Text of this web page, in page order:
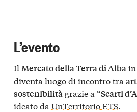
L’evento
Il Mercato della Terra di Albain
diventa luogo di incontro tra
sostenibilità grazie a “Scarti
ideato da UnTerritorio ETS.